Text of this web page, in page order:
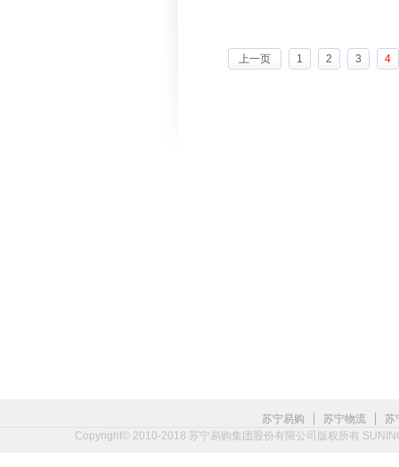
上一页 1 2 3 4
苏宁易购 | 苏宁物流 |
苏
Copyright© 2010-2018 苏宁易购集团股份有限公司版权所有